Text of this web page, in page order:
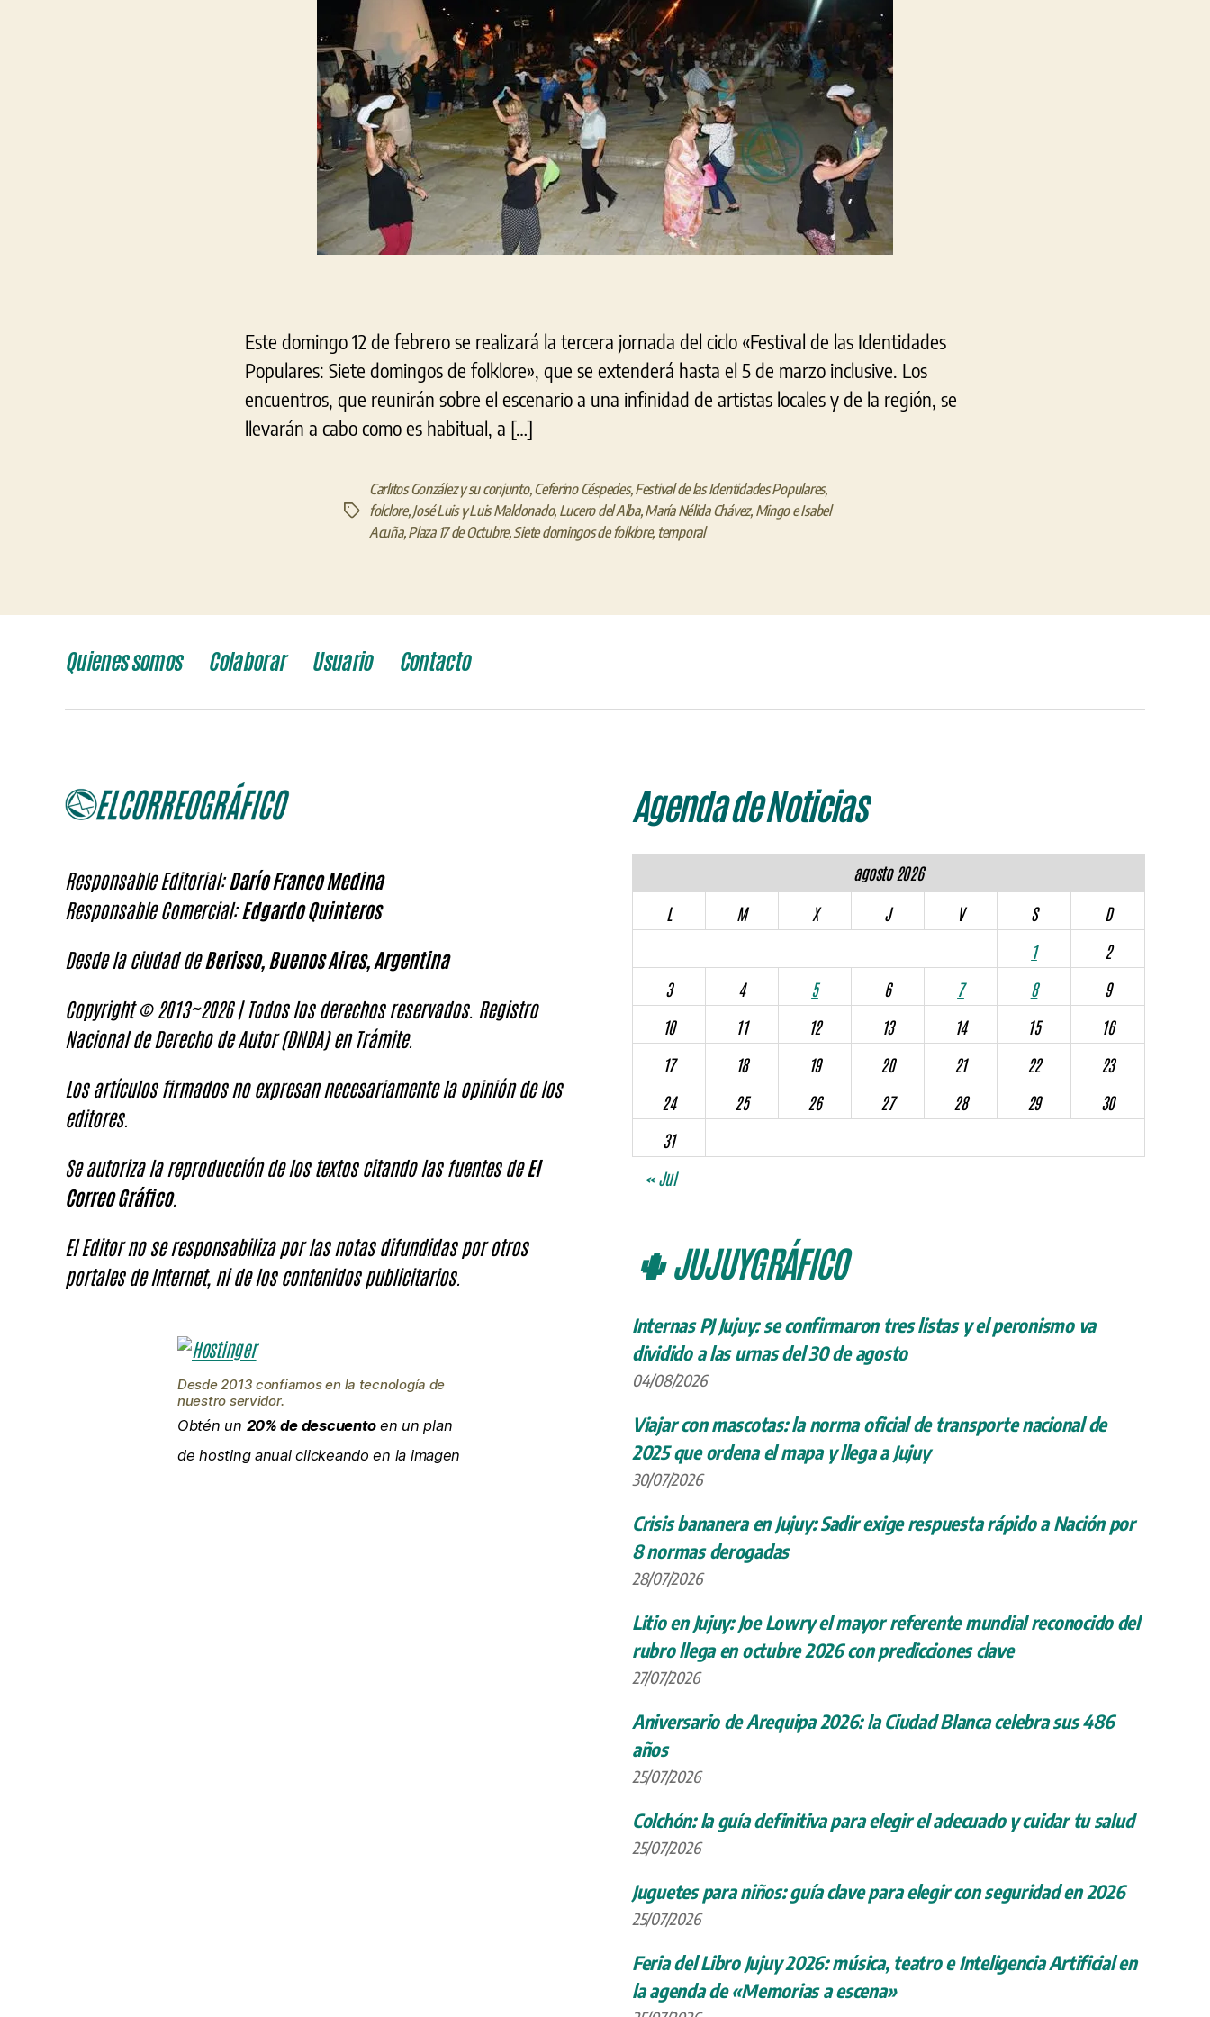
este
fin
de
semana
Este domingo 12 de febrero se realizará la tercera jornada del ciclo «Festival de las Identidades
Populares: Siete domingos de folklore», que se extenderá hasta el 5 de marzo inclusive. Los
encuentros, que reunirán sobre el escenario a una infinidad de artistas locales y de la región, se
llevarán a cabo como es habitual, a […]
Etiquetas
Carlitos González y su conjunto,Ceferino Céspedes,Festival de las Identidades Populares,
folclore,José Luis y Luis Maldonado, Lucero del Alba,María Nélida Chávez, Mingo e Isabel
Acuña,Plaza 17 de Octubre,Siete domingos de folklore, temporal
Quienes somos Colaborar Usuario Contacto
Responsable Editorial:Darío Franco Medina
Responsable Comercial:Edgardo Quinteros
Desde la ciudad deBerisso, Buenos Aires, Argentina
Copyright © 2013~2026 | Todos los derechos reservados. Registro
Nacional de Derecho de Autor (DNDA) en Trámite.
Los artículos firmados no expresan necesariamente la opinión de los
editores.
Se autoriza la reproducción de los textos citando las fuentes deEl
Correo Gráfico.
El Editor no se responsabiliza por las notas difundidas por otros
portales de Internet, ni de los contenidos publicitarios.
Desde 2013 confiamos en la tecnología de
nuestro servidor.
Obtén un 20% de descuentoen un plan
de hosting anual clickeando en la imagen
Agenda de Noticias
agosto 2026
L
M X J V S
D
1
2
3
4 5 6 7 8
9
10
11 12 13 14 15
16
17
18 19 20 21 22
23
24
25 26 27 28 29
30
31
« Jul
🌵 JUJUYGRÁFICO
Internas PJ Jujuy: se confirmaron tres listas y el peronismo va
dividido a las urnas del 30 de agosto
04/08/2026
Viajar con mascotas: la norma oficial de transporte nacional de
2025 que ordena el mapa y llega a Jujuy
30/07/2026
Crisis bananera en Jujuy: Sadir exige respuesta rápido a Nación por
8 normas derogadas
28/07/2026
Litio en Jujuy: Joe Lowry el mayor referente mundial reconocido del
rubro llega en octubre 2026 con predicciones clave
27/07/2026
Aniversario de Arequipa 2026: la Ciudad Blanca celebra sus 486
años
25/07/2026
Colchón: la guía definitiva para elegir el adecuado y cuidar tu salud
25/07/2026
Juguetes para niños: guía clave para elegir con seguridad en 2026
25/07/2026
Feria del Libro Jujuy 2026: música, teatro e Inteligencia Artificial en
la agenda de «Memorias a escena»